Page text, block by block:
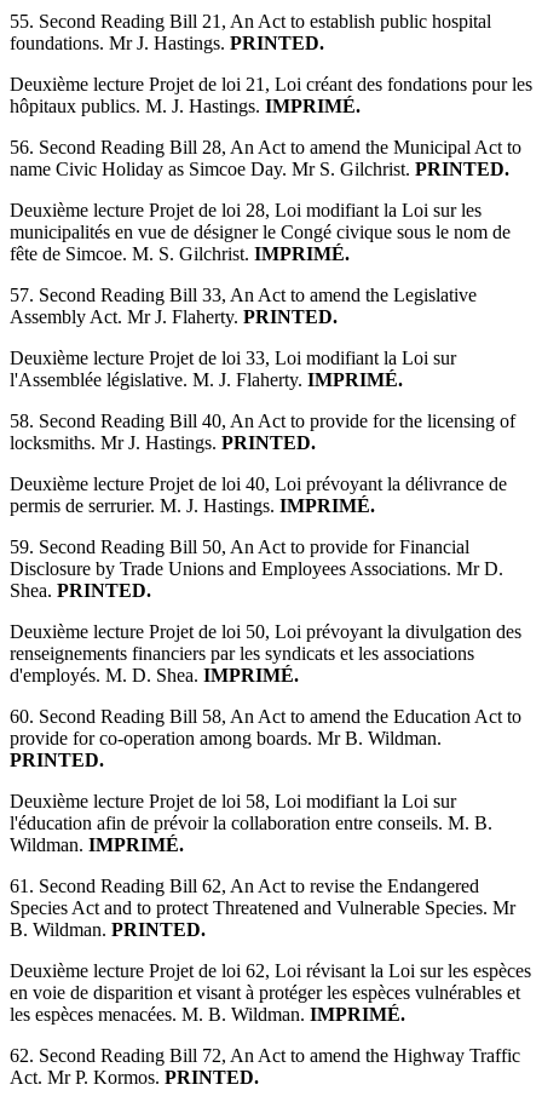
55. Second Reading Bill 21, An Act to establish public hospital
foundations. Mr J. Hastings. PRINTED.
Deuxième lecture Projet de loi 21, Loi créant des fondations pour les
hôpitaux publics. M. J. Hastings. IMPRIMÉ.
56. Second Reading Bill 28, An Act to amend the Municipal Act to
name Civic Holiday as Simcoe Day. Mr S. Gilchrist. PRINTED.
Deuxième lecture Projet de loi 28, Loi modifiant la Loi sur les
municipalités en vue de désigner le Congé civique sous le nom de
fête de Simcoe. M. S. Gilchrist. IMPRIMÉ.
57. Second Reading Bill 33, An Act to amend the Legislative
Assembly Act. Mr J. Flaherty. PRINTED.
Deuxième lecture Projet de loi 33, Loi modifiant la Loi sur
l'Assemblée législative. M. J. Flaherty. IMPRIMÉ.
58. Second Reading Bill 40, An Act to provide for the licensing of
locksmiths. Mr J. Hastings. PRINTED.
Deuxième lecture Projet de loi 40, Loi prévoyant la délivrance de
permis de serrurier. M. J. Hastings. IMPRIMÉ.
59. Second Reading Bill 50, An Act to provide for Financial
Disclosure by Trade Unions and Employees Associations. Mr D.
Shea. PRINTED.
Deuxième lecture Projet de loi 50, Loi prévoyant la divulgation des
renseignements financiers par les syndicats et les associations
d'employés. M. D. Shea. IMPRIMÉ.
60. Second Reading Bill 58, An Act to amend the Education Act to
provide for co-operation among boards. Mr B. Wildman.
PRINTED.
Deuxième lecture Projet de loi 58, Loi modifiant la Loi sur
l'éducation afin de prévoir la collaboration entre conseils. M. B.
Wildman. IMPRIMÉ.
61. Second Reading Bill 62, An Act to revise the Endangered
Species Act and to protect Threatened and Vulnerable Species. Mr
B. Wildman. PRINTED.
Deuxième lecture Projet de loi 62, Loi révisant la Loi sur les espèces
en voie de disparition et visant à protéger les espèces vulnérables et
les espèces menacées. M. B. Wildman. IMPRIMÉ.
62. Second Reading Bill 72, An Act to amend the Highway Traffic
Act. Mr P. Kormos. PRINTED.